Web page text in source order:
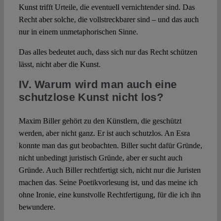
Kunst trifft Urteile, die eventuell vernichtender sind. Das
Recht aber solche, die vollstreckbarer sind – und das auch
nur in einem unmetaphorischen Sinne.
Das alles bedeutet auch, dass sich nur das Recht schützen
lässt, nicht aber die Kunst.
IV. Warum wird man auch eine
schutzlose Kunst nicht los?
Maxim Biller gehört zu den Künstlern, die geschützt
werden, aber nicht ganz. Er ist auch schutzlos. An Esra
konnte man das gut beobachten. Biller sucht dafür Gründe,
nicht unbedingt juristisch Gründe, aber er sucht auch
Gründe. Auch Biller rechtfertigt sich, nicht nur die Juristen
machen das. Seine Poetikvorlesung ist, und das meine ich
ohne Ironie, eine kunstvolle Rechtfertigung, für die ich ihn
bewundere.